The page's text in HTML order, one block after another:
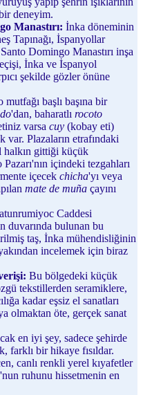
deneyim.
Manastırı: İnka döneminin
Tapınağı, İspanyollar
Domingo Manastırı inşa
İnka ve İspanyol
şekilde gözler önüne
mutfağı başlı başına bir
'dan, baharatlı rocoto
varsa cuy (kobay eti)
var. Plazaların etrafındaki
halkın gittiği küçük
içindeki tezgahları
içecek chicha'yı veya
mate de muña çayını
Caddesi
duvarında bulunan bu
taş, İnka mühendisliğinin
incelemek için biraz
Bu bölgedeki küçük
tekstillerden seramiklere,
kadar eşsiz el sanatları
olmaktan öte, gerçek sanat
en iyi şey, sadece şehirde
farklı bir hikaye fısıldar.
canlı renkli yerel kıyafetler
ruhunu hissetmenin en